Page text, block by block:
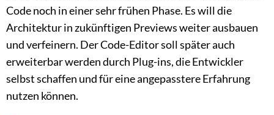
Code noch in einer sehr frühen Phase. Es will die
Architektur in zukünftigen Previews weiter ausbauen
und verfeinern. Der Code-Editor soll später auch
erweiterbar werden durch Plug-ins, die Entwickler
selbst schaffen und für eine angepasstere Erfahrung
nutzen können.